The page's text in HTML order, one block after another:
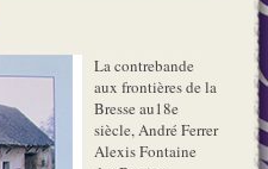
La contrebande
aux frontières de la
Bresse au18e
siècle, André Ferrer
Alexis Fontaine